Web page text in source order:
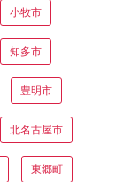
小牧市
知多市
豊明市
北名古屋市
東郷町